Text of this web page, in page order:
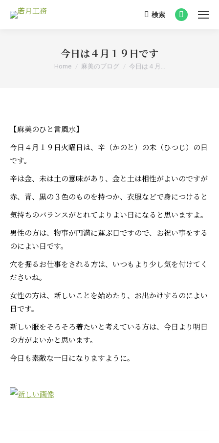
Search:
検索
Facebook
今日は４月１９日です
You are here:
Home 麻美のブログ 今日は４月…
【麻美のひと言風水】
今日４月１９日火曜日は、辛（かのと）の未（ひつじ）の日
です。
辛は金、未は土の意味があり、金と土は相性がよいのですが
赤、青、黒の３色のものを持つか、衣服などで身につけると
気持ちのバランスがとれてよりよい日になると思いますよ。
男性の方は、物事が円満に運ぶ日ですので、お祝い事をする
のによい日です。
穴を掘るお仕事をされる方は、いつもより少し気を付けてく
ださいね。
女性の方は、新しいことを始めたり、お出かけするのによい
日です。
新しい服をそろそろ着たいと考えている方は、今日より明日
の方がよいかと思います。
今日も素敵な一日になりますように。